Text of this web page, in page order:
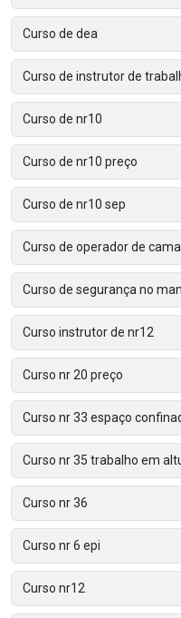
Curso de dea
Curso de instrutor de
Curso de nr10
Curso de nr10 preço
Curso de nr10 sep
Curso de operador de
Curso de segurança no
Curso instrutor de nr12
Curso nr 20 preço
Curso nr 33 espaço
Curso nr 35 trabalho em
Curso nr 36
Curso nr 6 epi
Curso nr12